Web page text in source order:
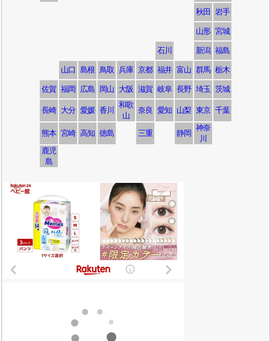
秋田 岩手
山形 宮城
石川 新潟 福島
山口 島根 鳥取 兵庫 京都 福井 富山 群馬 栃木
佐賀 福岡 広島 岡山 大阪 滋賀 岐阜 長野 埼玉 茨城
長崎 大分 愛媛 香川
和歌
山
奈良 愛知 山梨 東京 千葉
熊本 宮崎 高知 徳島 三重 静岡
神奈
川
鹿児
島